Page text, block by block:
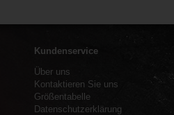
Kundenservice
Über uns
Kontaktieren Sie uns
Größentabelle
Datenschutzerklärung